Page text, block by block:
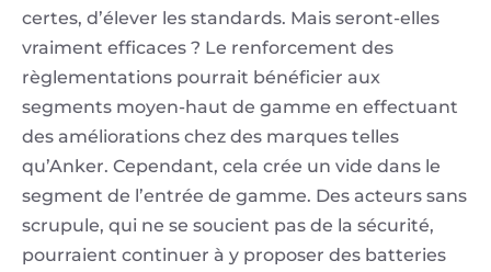
certes, d’élever les standards. Mais seront-elles
vraiment efficaces ? Le renforcement des
règlementations pourrait bénéficier aux
segments moyen-haut de gamme en effectuant
des améliorations chez des marques telles
qu’Anker. Cependant, cela crée un vide dans le
segment de l’entrée de gamme. Des acteurs sans
scrupule, qui ne se soucient pas de la sécurité,
pourraient continuer à y proposer des batteries